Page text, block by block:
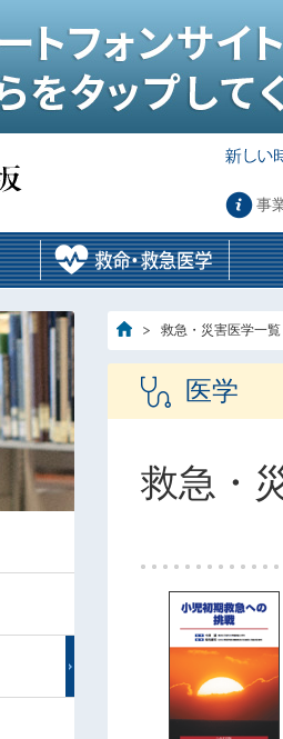
事
救急・災害医学一覧
医学
救急・